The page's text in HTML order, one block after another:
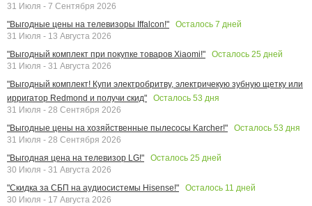
31 Июля - 7 Сентября 2026
"Выгодные цены на телевизоры Iffalcon!"
Осталось 7 дней
31 Июля - 13 Августа 2026
"Выгодный комплект при покупке товаров Xiaomi!"
Осталось 25 дней
31 Июля - 31 Августа 2026
"Выгодный комплект! Купи электробритву, электричекую зубную щетку или
ирригатор Redmond и получи скид"
Осталось 53 дня
31 Июля - 28 Сентября 2026
"Выгодные цены на хозяйственные пылесосы Karcher!"
Осталось 53 дня
31 Июля - 28 Сентября 2026
"Выгодная цена на телевизор LG!"
Осталось 25 дней
30 Июля - 31 Августа 2026
"Скидка за СБП на аудиосистемы Hisense!"
Осталось 11 дней
30 Июля - 17 Августа 2026